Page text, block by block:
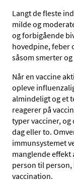
Langt de fleste
milde og
og forbigående
hovedpine, feber
såsom smerter
Når en vaccine
opleve
almindeligt og et
reagerer på
typer vacciner,
dag eller to.
immunsystemet
manglende effekt
person til person,
vaccination.